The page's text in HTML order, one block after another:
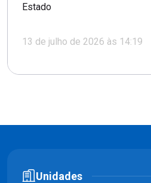
Estado
13 de julho de 2026 às 14:19
Unidades